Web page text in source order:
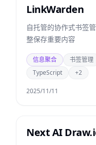
LinkWarden
自托管的协作式书签
整保存重要内容
信息聚合 书签管理
TypeScript
+2
2025/11/11
Next AI